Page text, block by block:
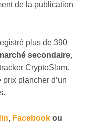
de la publication
plus de 390
secondaire,
CryptoSlam.
prix plancher d’un
, Facebook ou